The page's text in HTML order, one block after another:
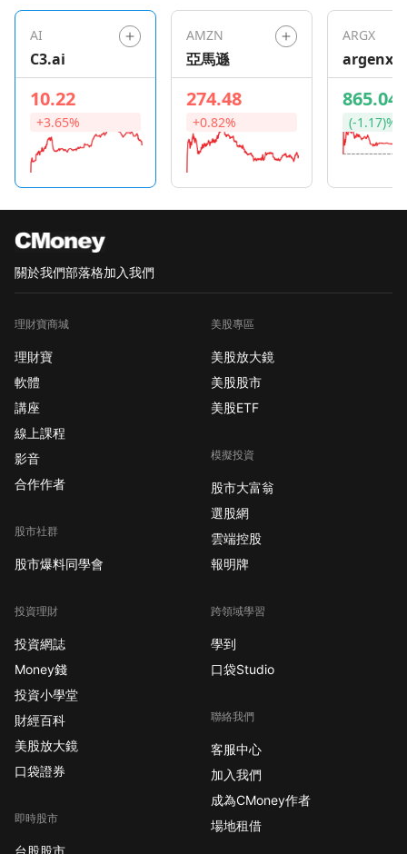
AI
C3.ai
10.22
+3.65%
AMZN
亞馬遜
274.48
+0.82%
ARGX
argenx
865.04
(-1.17)%
關於我們部落格加入我們
理財寶商城
理財寶
軟體
講座
線上課程
影音
合作作者
股市社群
股市爆料同學會
投資理財
投資網誌
Money錢
投資小學堂
財經百科
美股放大鏡
口袋證券
即時股市
美股專區
美股放大鏡
美股股市
美股ETF
模擬投資
股市大富翁
選股網
雲端控股
報明牌
跨領域學習
學到
口袋Studio
聯絡我們
客服中心
加入我們
成為CMoney作者
場地租借